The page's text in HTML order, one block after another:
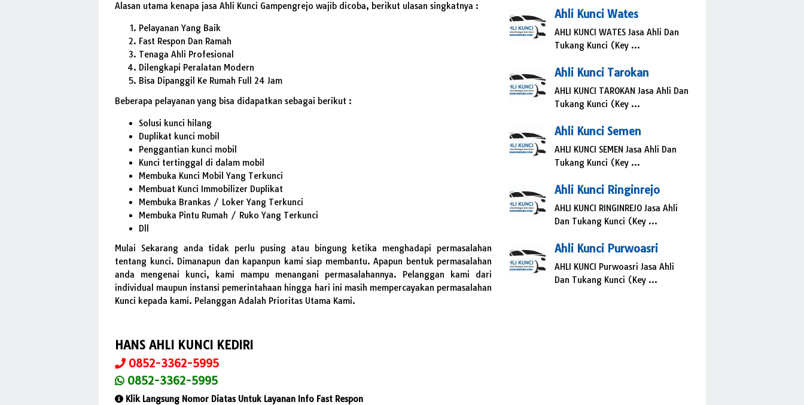
Alasan utama kenapa jasa Ahli Kunci Gampengrejo wajib dicoba, berikut ulasan singkatnya :
Pelayanan Yang Baik
Fast Respon Dan Ramah
Tenaga Ahli Profesional
Dilengkapi Peralatan Modern
Bisa Dipanggil Ke Rumah Full 24 Jam
Beberapa pelayanan yang bisa didapatkan sebagai berikut :
Solusi kunci hilang
Duplikat kunci mobil
Penggantian kunci mobil
Kunci tertinggal di dalam mobil
Membuka Kunci Mobil Yang Terkunci
Membuat Kunci Immobilizer Duplikat
Membuka Brankas / Loker Yang Terkunci
Membuka Pintu Rumah / Ruko Yang Terkunci
Dll
Mulai Sekarang anda tidak perlu pusing atau bingung ketika menghadapi permasalahan
tentang kunci. Dimanapun dan kapanpun kami siap membantu. Apapun bentuk permasalahan
anda mengenai kunci, kami mampu menangani permasalahannya. Pelanggan kami dari
individual maupun instansi pemerintahaan hingga hari ini masih mempercayakan permasalahan
Kunci kepada kami. Pelanggan Adalah Prioritas Utama Kami.
HANS AHLI KUNCI KEDIRI
0852-3362-5995
0852-3362-5995
Klik Langsung Nomor Diatas Untuk Layanan Info Fast Respon
Ahli Kunci Wates
AHLI KUNCI WATES Jasa Ahli Dan
Tukang Kunci (Key …
Ahli Kunci Tarokan
AHLI KUNCI TAROKAN Jasa Ahli Dan
Tukang Kunci (Key …
Ahli Kunci Semen
AHLI KUNCI SEMEN Jasa Ahli Dan
Tukang Kunci (Key …
Ahli Kunci Ringinrejo
AHLI KUNCI RINGINREJO Jasa Ahli
Dan Tukang Kunci (Key …
Ahli Kunci Purwoasri
AHLI KUNCI Purwoasri Jasa Ahli
Dan Tukang Kunci (Key …